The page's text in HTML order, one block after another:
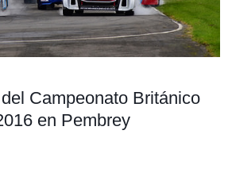
Campeonato Británico
en Pembrey